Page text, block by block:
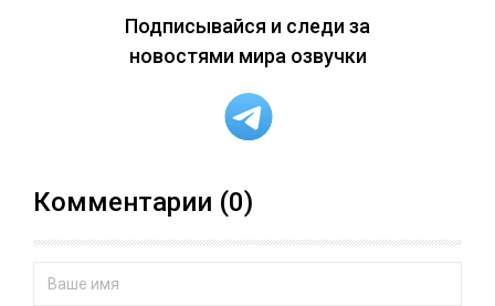
Подписывайся и следи за
новостями мира озвучки
Комментарии (0)